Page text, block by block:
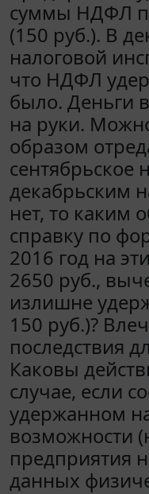
суммы НДФЛ
(150 руб.). В
налоговой
что НДФЛ
было. Деньги
на руки.
образом
сентябрьское
декабрьским
нет, то каким
справку по
2016 год на
2650 руб.,
излишне
150 руб.)?
последствия
Каковы
случае, если
удержанном
возможности
предприятия
данных